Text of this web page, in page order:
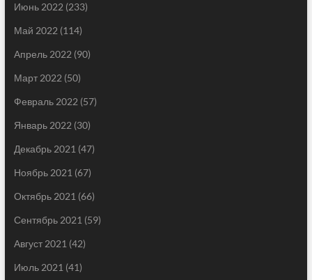
Июнь 2022 (233)
Май 2022 (114)
Апрель 2022 (90)
Март 2022 (50)
Февраль 2022 (57)
Январь 2022 (30)
Декабрь 2021 (47)
Ноябрь 2021 (67)
Октябрь 2021 (66)
Сентябрь 2021 (59)
Август 2021 (42)
Июль 2021 (41)